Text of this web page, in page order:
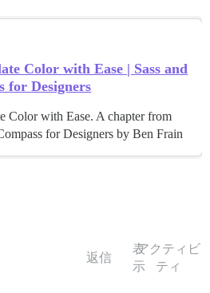
Color with Ease | Sass and
for Designers
Color with Ease. A chapter from
for Designers by Ben Frain
返信
表
示
アクティビ
ティ